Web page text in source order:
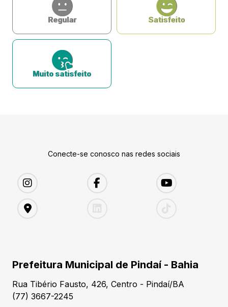
Regular Satisfeito
Muito satisfeito
Conecte-se conosco nas redes sociais
Prefeitura Municipal de Pindaí - Bahia
Rua Tibério Fausto, 426, Centro - Pindaí/BA
(77) 3667-2245